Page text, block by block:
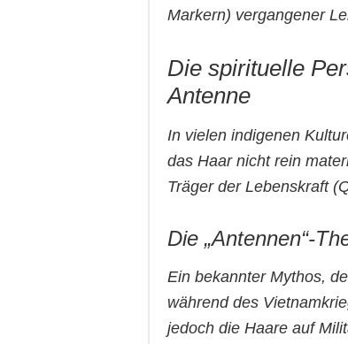
Markern) vergangener
Die spirituelle
Antenne
In vielen indigenen
das Haar nicht rein
Träger der Lebenskraft (
Die „Antennen“-
Ein bekannter Mythos,
während des
jedoch die Haare auf